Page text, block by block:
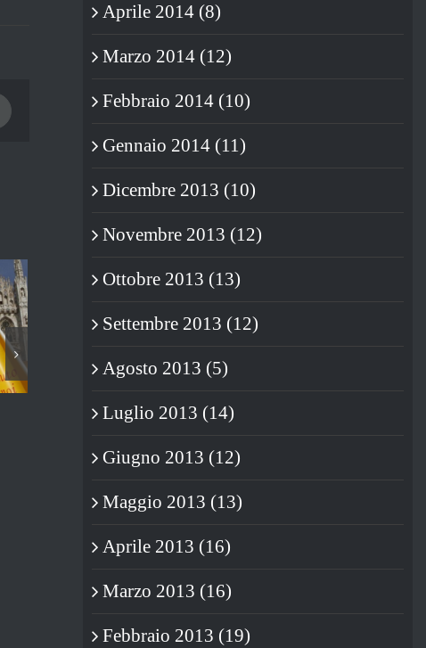
Tumblr
SETTE PER UNO.
Aprile 2014 (8)
Marzo 2014 (12)
Febbraio 2014 (10)
Gennaio 2014 (11)
Dicembre 2013 (10)
Novembre 2013 (12)
Ottobre 2013 (13)
Settembre 2013 (12)
Agosto 2013 (5)
Luglio 2013 (14)
Giugno 2013 (12)
Maggio 2013 (13)
Aprile 2013 (16)
Marzo 2013 (16)
Febbraio 2013 (19)